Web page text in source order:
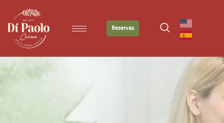
Reservas